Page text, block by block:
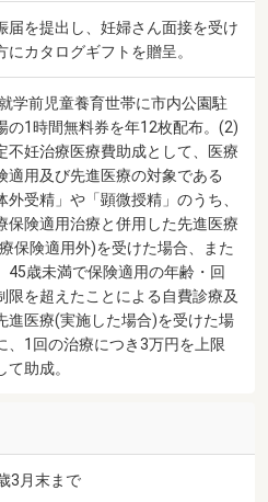
届を提出し、妊婦さん面接を受け
にカタログギフトを贈呈。
学前児童養育世帯に市内公園駐
の1時間無料券を年12枚配布。(2)
不妊治療医療費助成として、医療
適用及び先進医療の対象である
外受精」や「顕微授精」のうち、
保険適用治療と併用した先進医療
保険適用外)を受けた場合、また
45歳未満で保険適用の年齢・回
限を超えたことによる自費診療及
進医療(実施した場合)を受けた場
、1回の治療につき3万円を上限
て助成。
3月末まで